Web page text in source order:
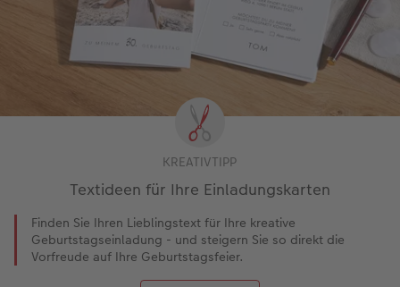
KREATIVTIPP
Textideen für Ihre Einladungskarten
Finden Sie Ihren Lieblingstext für Ihre kreative
Geburtstagseinladung - und steigern Sie so direkt die
Vorfreude auf Ihre Geburtstagsfeier.